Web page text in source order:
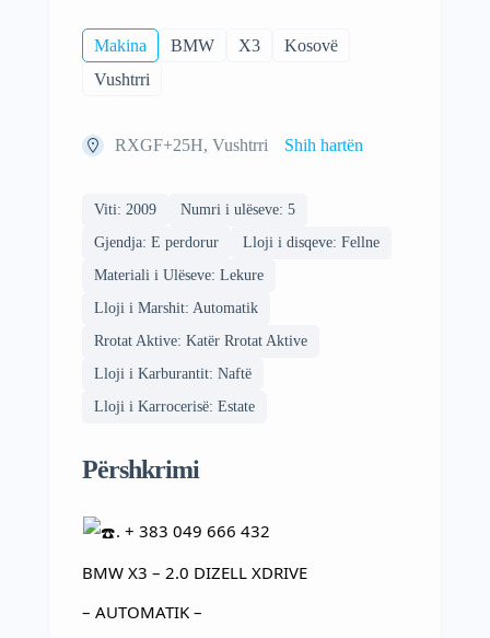
Makina BMW X3
Kosovë
Vushtrri
RXGF+25H, Vushtrri Shih hartën
Viti: 2009
Numri i ulëseve: 5
Gjendja: E perdorur
Lloji i disqeve: Fellne
Materiali i Ulëseve: Lekure
Lloji i Marshit: Automatik
Rrotat Aktive: Katër Rrotat Aktive
Lloji i Karburantit: Naftë
Lloji i Karrocerisë: Estate
Përshkrimi
. + 383 049 666 432
BMW X3 – 2.0 DIZELL XDRIVE
– AUTOMATIK –